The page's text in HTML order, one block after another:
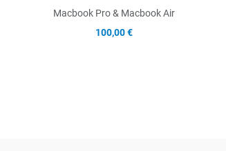
Macbook Pro & Macbook Air
100,00 €